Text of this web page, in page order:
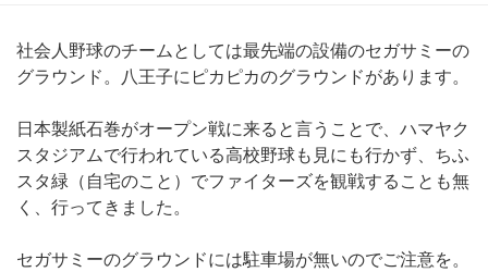
社会人野球のチームとしては最先端の設備のセガサミーの
グラウンド。八王子にピカピカのグラウンドがあります。
日本製紙石巻がオープン戦に来ると言うことで、ハマヤク
スタジアムで行われている高校野球も見にも行かず、ちふ
スタ緑（自宅のこと）でファイターズを観戦することも無
く、行ってきました。
セガサミーのグラウンドには駐車場が無いのでご注意を。